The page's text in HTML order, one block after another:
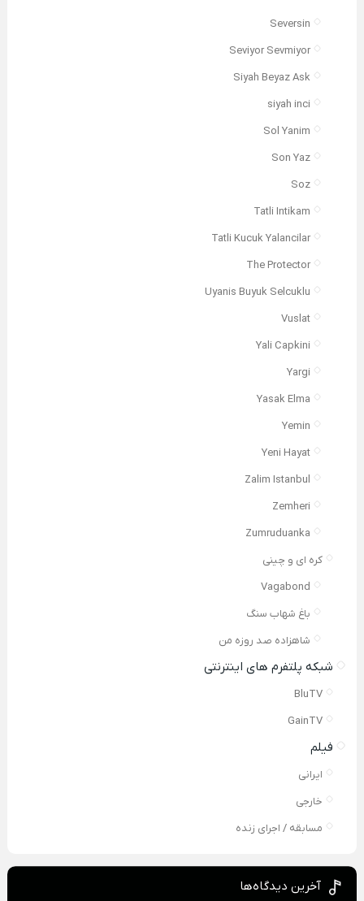
Seversin
Seviyor Sevmiyor
Siyah Beyaz Ask
siyah inci
Sol Yanim
Son Yaz
Soz
Tatli Intikam
Tatli Kucuk Yalancilar
The Protector
Uyanis Buyuk Selcuklu
Vuslat
Yali Capkini
Yargi
Yasak Elma
Yemin
Yeni Hayat
Zalim Istanbul
Zemheri
Zumruduanka
کره ای و چینی
Vagabond
باغ شهاب سنگ
شاهزاده صد روزه من
شبکه پلتفرم های اینترنتی
BluTV
GainTV
فیلم
ایرانی
خارجی
مسابقه / اجرای زنده
آخرین دیدگاه‌ها